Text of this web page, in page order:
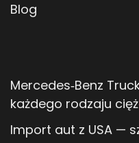
Blog
Mercedes‑Benz
każdego rodzaju
Import aut z USA —